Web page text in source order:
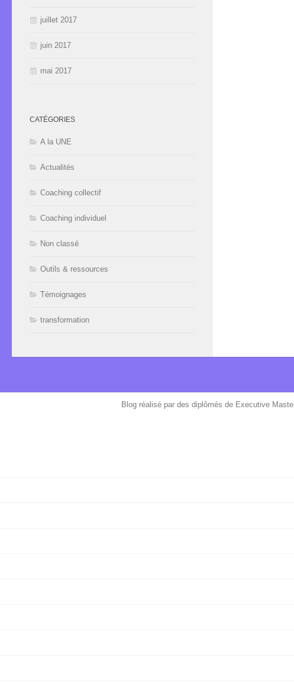
juillet 2017
juin 2017
mai 2017
CATÉGORIES
A la UNE
Actualités
Coaching collectif
Coaching individuel
Non classé
Outils & ressources
Témoignages
transformation
Blog réalisé par des diplômés de Executive